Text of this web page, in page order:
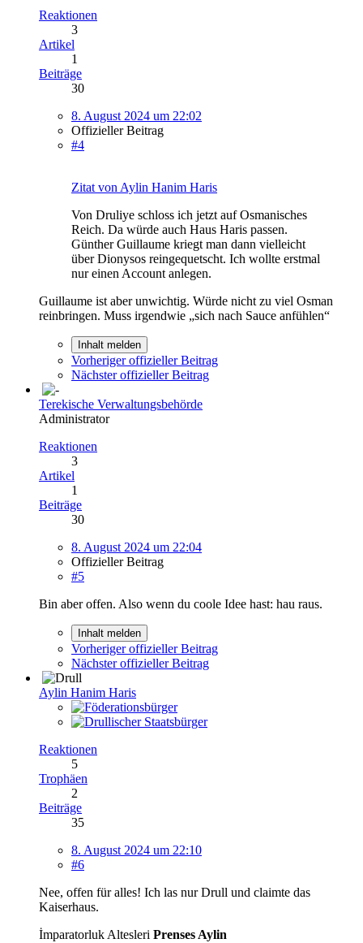
Reaktionen
3
Artikel
1
Beiträge
30
8. August 2024 um 22:02
Offizieller Beitrag
#4
Zitat von Aylin Hanim Haris
Von Druliye schloss ich jetzt auf Osmanisches
Reich. Da würde auch Haus Haris passen.
Günther Guillaume kriegt man dann vielleicht
über Dionysos reingequetscht. Ich wollte erstmal
nur einen Account anlegen.
Guillaume ist aber unwichtig. Würde nicht zu viel Osman
reinbringen. Muss irgendwie „sich nach Sauce anfühlen“
Inhalt melden
Vorheriger offizieller Beitrag
Nächster offizieller Beitrag
Terekische Verwaltungsbehörde
Administrator
Reaktionen
3
Artikel
1
Beiträge
30
8. August 2024 um 22:04
Offizieller Beitrag
#5
Bin aber offen. Also wenn du coole Idee hast: hau raus.
Inhalt melden
Vorheriger offizieller Beitrag
Nächster offizieller Beitrag
Aylin Hanim Haris
Reaktionen
5
Trophäen
2
Beiträge
35
8. August 2024 um 22:10
#6
Nee, offen für alles! Ich las nur Drull und claimte das
Kaiserhaus.
İmparatorluk Altesleri Prenses Aylin